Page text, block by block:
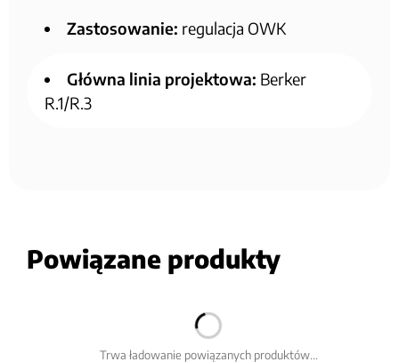
Zastosowanie: regulacja OWK
Główna linia projektowa: Berker
R.1/R.3
Powiązane produkty
Trwa ładowanie powiązanych produktów...